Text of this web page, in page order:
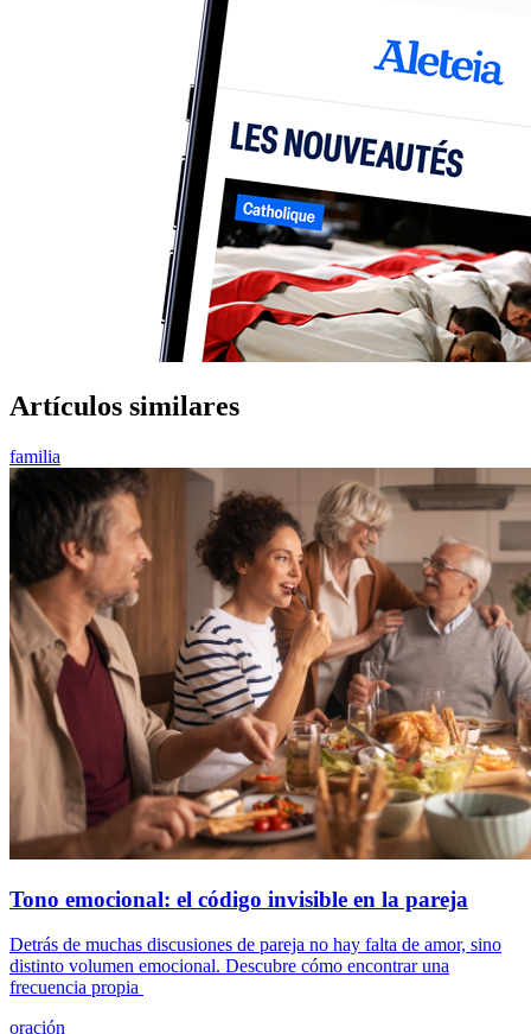
Artículos similares
familia
Tono emocional: el código invisible en la pareja
Detrás de muchas discusiones de pareja no hay falta de amor, sino
distinto volumen emocional. Descubre cómo encontrar una
frecuencia propia
oración